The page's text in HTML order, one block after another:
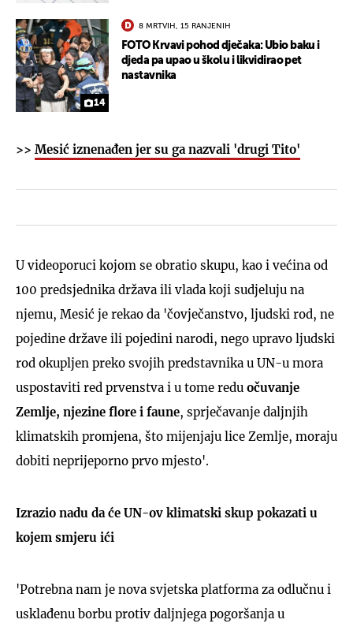
14
8 MRTVIH, 15 RANJENIH
FOTO Krvavi pohod dječaka: Ubio baku i
djeda pa upao u školu i likvidirao pet
nastavnika
>> Mesić iznenađen jer su ga nazvali 'drugi Tito'
U videoporuci kojom se obratio skupu, kao i većina od
100 predsjednika država ili vlada koji sudjeluju na
njemu, Mesić je rekao da 'čovječanstvo, ljudski rod, ne
pojedine države ili pojedini narodi, nego upravo ljudski
rod okupljen preko svojih predstavnika u UN-u mora
uspostaviti red prvenstva i u tome redu očuvanje
Zemlje, njezine flore i faune, sprječavanje daljnjih
klimatskih promjena, što mijenjaju lice Zemlje, moraju
dobiti neprijeporno prvo mjesto'.
Izrazio nadu da će UN-ov klimatski skup pokazati u
kojem smjeru ići
'Potrebna nam je nova svjetska platforma za odlučnu i
usklađenu borbu protiv daljnjega pogoršanja u